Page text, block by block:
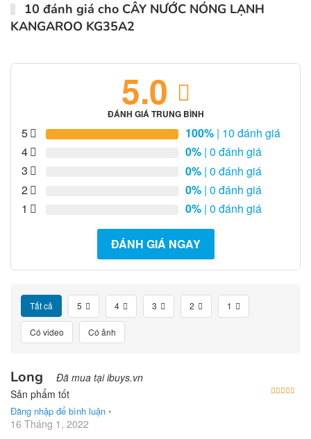
10 đánh giá cho CÂY NƯỚC NÓNG LẠNH
KANGAROO KG35A2
5.0
ĐÁNH GIÁ TRUNG BÌNH
5 100% | 10 đánh giá
4
0% | 0 đánh giá
3
0% | 0 đánh giá
2
0% | 0 đánh giá
1
0% | 0 đánh giá
ĐÁNH GIÁ NGAY
Tất cả 5 4 3 2 1
Có video Có ảnh
Long Đã mua tại ibuys.vn
Sản phẩm tốt
Đăng nhập để bình luận •
16 Tháng 1, 2022